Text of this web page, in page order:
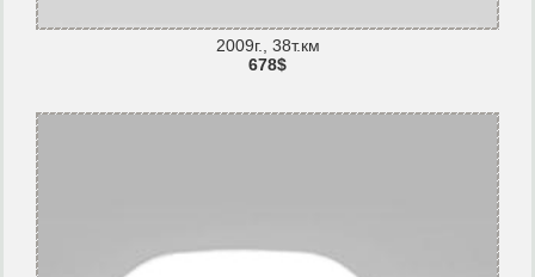
2009г., 38т.км
678$